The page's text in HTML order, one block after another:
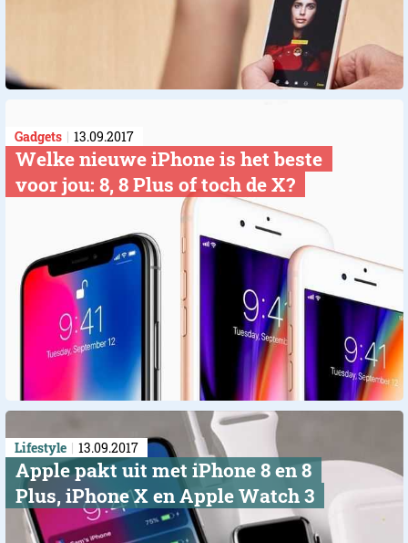
Gadgets 13.09.2017
Welke nieuwe iPhone is het beste
voor jou: 8, 8 Plus of toch de X?
Lifestyle 13.09.2017
Apple pakt uit met iPhone 8 en 8
Plus, iPhone X en Apple Watch 3